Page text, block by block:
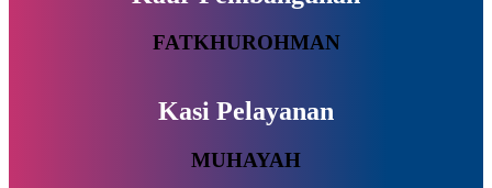
FATKHUROHMAN
Kasi Pelayanan
MUHAYAH